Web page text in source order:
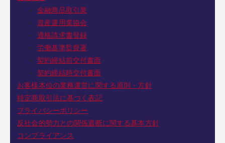
金融商品取引業
資産運用業協会
適格請求書登録
労働基準監督署
契約締結前交付書面
契約締結時交付書面
お客様本位の業務運営に関する原則・方針
特定商取引法に基づく表記
プライバシーポリシー
反社会的勢力との関係遮断に関する基本方針
コンプライアンス